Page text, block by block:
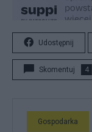
Udostępnij
Skomentuj 4
Gospodarka